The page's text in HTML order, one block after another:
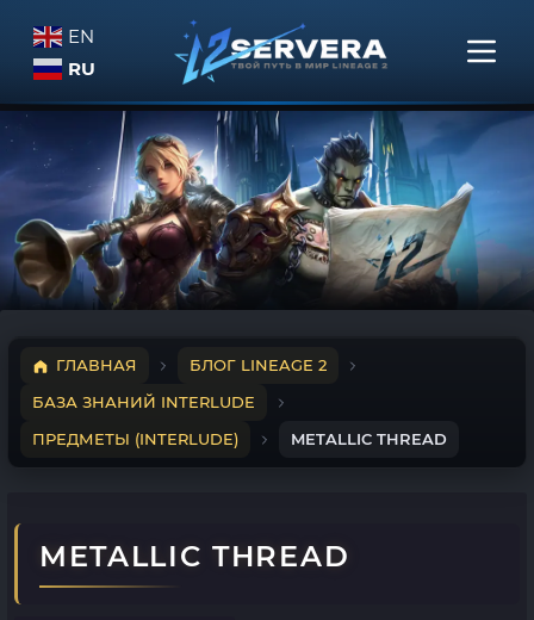
EN
RU
ГЛАВНАЯ
БЛОГ LINEAGE 2
БАЗА ЗНАНИЙ INTERLUDE
ПРЕДМЕТЫ (INTERLUDE)
METALLIC THREAD
METALLIC THREAD